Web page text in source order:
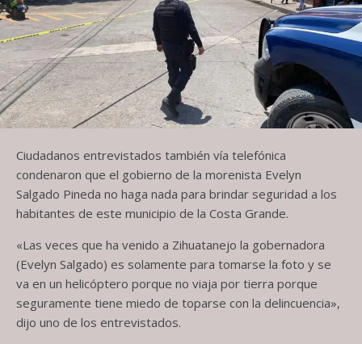
Ciudadanos entrevistados también vía telefónica
condenaron que el gobierno de la morenista Evelyn
Salgado Pineda no haga nada para brindar seguridad a los
habitantes de este municipio de la Costa Grande.
«Las veces que ha venido a Zihuatanejo la gobernadora
(Evelyn Salgado) es solamente para tomarse la foto y se
va en un helicóptero porque no viaja por tierra porque
seguramente tiene miedo de toparse con la delincuencia»,
dijo uno de los entrevistados.